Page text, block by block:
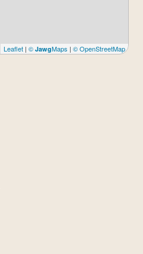
Leaflet | © JawgMaps | © OpenStreetMap